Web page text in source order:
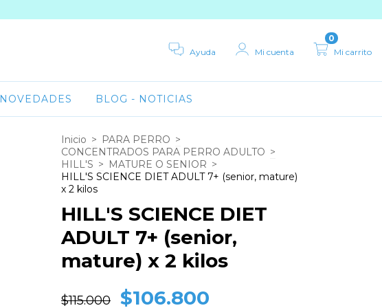
Ayuda Mi cuenta Mi carrito
0
NOVEDADES BLOG - NOTICIAS
Inicio > PARA PERRO >
CONCENTRADOS PARA PERRO ADULTO >
HILL'S > MATURE O SENIOR >
HILL'S SCIENCE DIET ADULT 7+ (senior, mature)
x 2 kilos
HILL'S SCIENCE DIET
ADULT 7+ (senior,
mature) x 2 kilos
$115.000 $106.800